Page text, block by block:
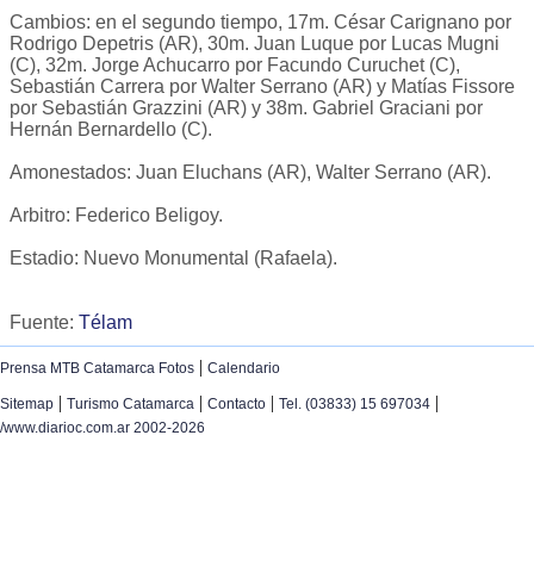
Cambios: en el segundo tiempo, 17m. César Carignano por
Rodrigo Depetris (AR), 30m. Juan Luque por Lucas Mugni
(C), 32m. Jorge Achucarro por Facundo Curuchet (C),
Sebastián Carrera por Walter Serrano (AR) y Matías Fissore
por Sebastián Grazzini (AR) y 38m. Gabriel Graciani por
Hernán Bernardello (C).
Amonestados: Juan Eluchans (AR), Walter Serrano (AR).
Arbitro: Federico Beligoy.
Estadio: Nuevo Monumental (Rafaela).
Fuente: Télam
Prensa MTB Catamarca Fotos | Calendario
Sitemap | Turismo Catamarca | Contacto | Tel. (03833) 15 697034 |
/www.diarioc.com.ar 2002-2026